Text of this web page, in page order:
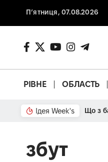
П’ятниця, 07.08.2026
РІВНЕ ОБЛАСТЬ
Ідея Week's Від
збут